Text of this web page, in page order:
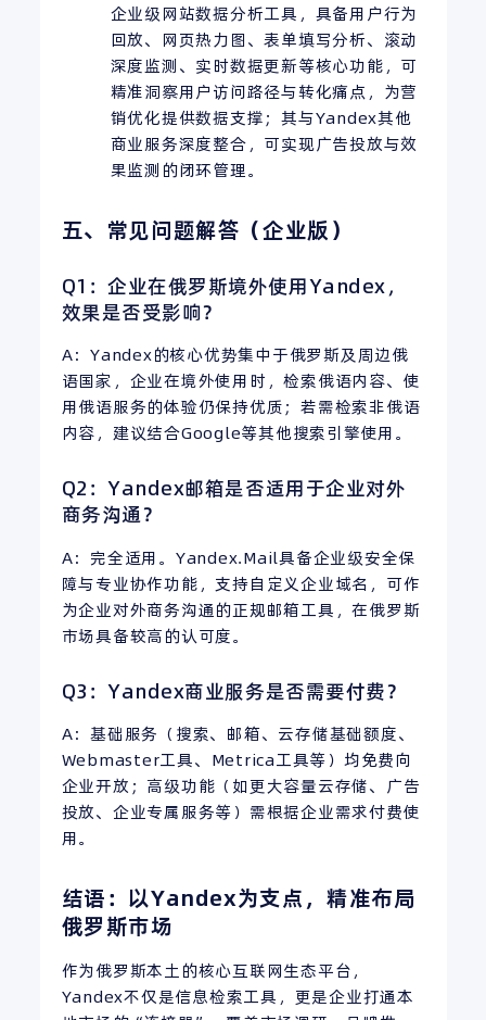
企业级网站数据分析工具，具备用户行为
回放、网页热力图、表单填写分析、滚动
深度监测、实时数据更新等核心功能，可
精准洞察用户访问路径与转化痛点，为营
销优化提供数据支撑；其与Yandex其他
商业服务深度整合，可实现广告投放与效
果监测的闭环管理。
五、常见问题解答（企业版）
Q1：企业在俄罗斯境外使用Yandex，
效果是否受影响？
A：Yandex的核心优势集中于俄罗斯及周边俄
语国家，企业在境外使用时，检索俄语内容、使
用俄语服务的体验仍保持优质；若需检索非俄语
内容，建议结合Google等其他搜索引擎使用。
Q2：Yandex邮箱是否适用于企业对外
商务沟通？
A：完全适用。Yandex.Mail具备企业级安全保
障与专业协作功能，支持自定义企业域名，可作
为企业对外商务沟通的正规邮箱工具，在俄罗斯
市场具备较高的认可度。
Q3：Yandex商业服务是否需要付费？
A：基础服务（搜索、邮箱、云存储基础额度、
Webmaster工具、Metrica工具等）均免费向
企业开放；高级功能（如更大容量云存储、广告
投放、企业专属服务等）需根据企业需求付费使
用。
结语：以Yandex为支点，精准布局
俄罗斯市场
作为俄罗斯本土的核心互联网生态平台，
Yandex不仅是信息检索工具，更是企业打通本